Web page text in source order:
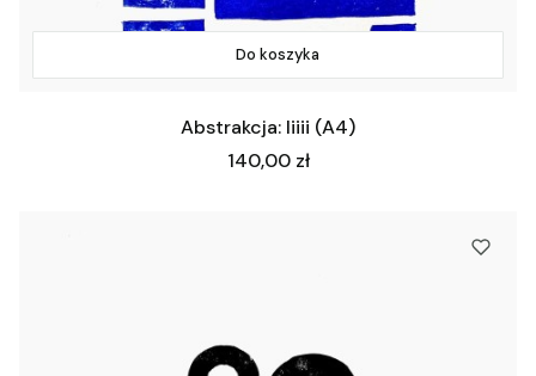
Do koszyka
Abstrakcja: Iiiii (A4)
Cena
140,00 zł